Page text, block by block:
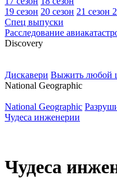
19 сезон 20 сезон 21 сезон
Спец выпуски
Расследование
Discovery
Дискавери Выжить любой
National Geographic
National Geographic
Чудеса инженерии
Чудеса